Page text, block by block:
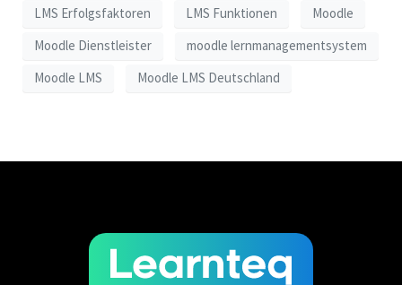
LMS Erfolgsfaktoren
LMS Funktionen
Moodle
Moodle Dienstleister
moodle lernmanagementsystem
Moodle LMS
Moodle LMS Deutschland